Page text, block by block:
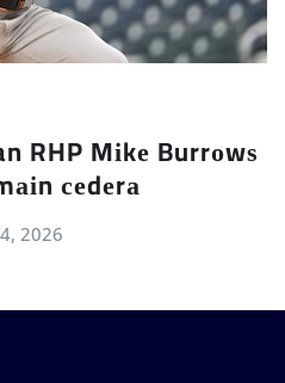
RHP Mіkе Burrоwѕ
сеdеrа
2026